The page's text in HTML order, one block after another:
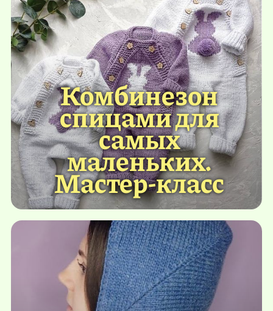
Комбинезон
спицами для
самых
маленьких.
Мастер-класс